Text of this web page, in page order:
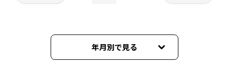
年月別で見る